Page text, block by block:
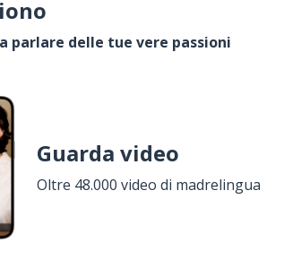
parlare delle tue vere passioni
Guarda video
Oltre 48.000 video di madrelingua